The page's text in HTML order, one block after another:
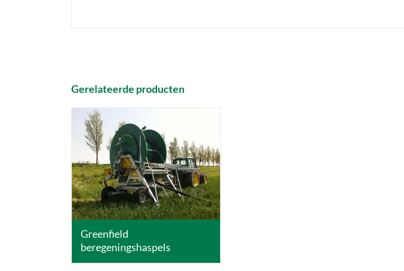
Gerelateerde producten
DETAILS
Greenfield
beregeningshaspels